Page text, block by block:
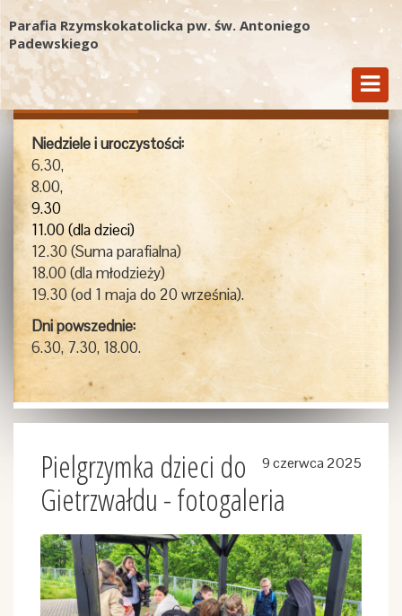
Parafia Rzymskokatolicka pw. św. Antoniego
Padewskiego
Msze Św.
Niedziele i uroczystości:
6.30,
8.00,
9.30
11.00 (dla dzieci)
12.30 (Suma parafialna)
18.00 (dla młodzieży)
19.30 (od 1 maja do 20 września).
Dni powszednie:
6.30, 7.30, 18.00.
9 czerwca 2025
Pielgrzymka dzieci do
Gietrzwałdu - fotogaleria